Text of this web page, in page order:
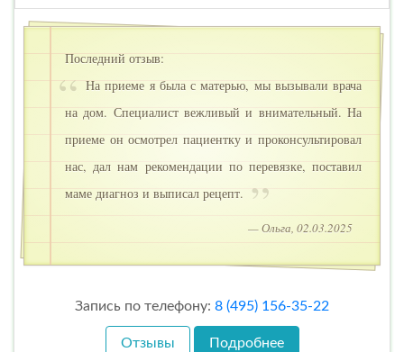
Последний отзыв:
На приеме я была с матерью, мы вызывали врача
на дом. Специалист вежливый и внимательный. На
приеме он осмотрел пациентку и проконсультировал
нас, дал нам рекомендации по перевязке, поставил
маме диагноз и выписал рецепт.
— Ольга, 02.03.2025
Запись по телефону: 8 (495) 156-35-22
Отзывы Подробнее